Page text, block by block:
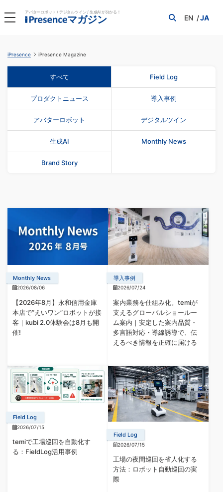
アバターロボット / デジタルツイン / 生成AI が分かる！
マガジン EN JA
iPresence iPresence Magazine
すべて Field Log
プロダクトニュース 導入事例
アバターロボット デジタルツイン
生成AI Monthly News
Brand Story
Monthly News
2026/08/06
【2026年8月】永和信用金庫
本店で”えいワン”ロボットが接
客｜kubi 2.0体験会は8月も開
催!
導入事例
2026/07/24
案内業務を仕組み化。temiが
支えるグローバルショールー
ム案内｜安定した案内品質・
多言語対応・導線誘導で、伝
えるべき情報を正確に届ける
Field Log
2026/07/15
temiで工場巡回を自動化す
る：FieldLog活用事例
Field Log
2026/07/15
工場の夜間巡回を省人化する
方法：ロボット自動巡回の実
際